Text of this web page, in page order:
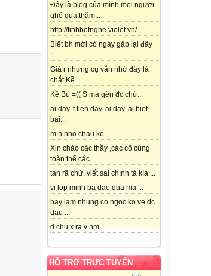
Đây là blog của mình mọi người
ghé qua thăm...
http://tinhbotnghe.violet.vn/...
Biết bh mới có ngày gặp lại đây
:...
Già r nhưng cụ vẫn nhớ đây là
chắt Kề...
Kề Bù =(( S mà qên đc chứ...
ai day. t tien day. ai day. ai biet
bai...
m.n nho chau ko...
Xin chào các thầy ,các cô cùng
toàn thể các...
tan rã chứ, viết sai chính tả kìa ...
vi lop minh ba dao qua ma ...
hay lam nhung co ngoc ko ve dc
dau ...
d chu x ra v nm ...
HỖ TRỢ TRỰC TUYẾN